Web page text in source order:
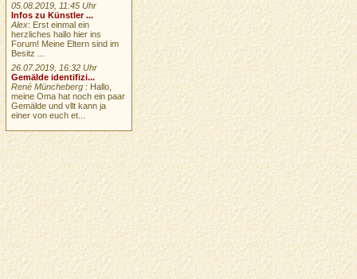
05.08.2019, 11:45 Uhr
Infos zu Künstler ...
Alex: Erst einmal ein
herzliches hallo hier ins
Forum! Meine Eltern sind im
Besitz ...
26.07.2019, 16:32 Uhr
Gemälde identifizi...
René Müncheberg : Hallo,
meine Oma hat noch ein paar
Gemälde und vllt kann ja
einer von euch et...